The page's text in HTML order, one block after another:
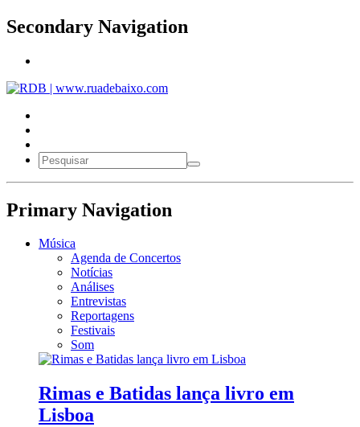
Secondary Navigation
Primary Navigation
Música
Agenda de Concertos
Notícias
Análises
Entrevistas
Reportagens
Festivais
Som
Rimas e Batidas lança livro em
Lisboa